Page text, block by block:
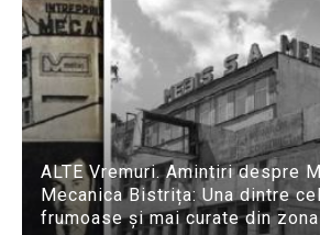
ALTE Vremuri. Amintiri despre
Mecanica Bistrița: Una dintre
frumoase și mai curate din